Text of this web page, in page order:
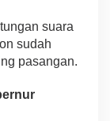
suara
sudah
pasangan.